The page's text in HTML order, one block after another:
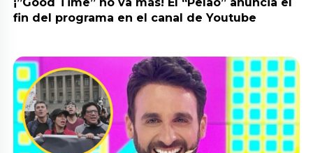
fin del programa en el canal de Youtube